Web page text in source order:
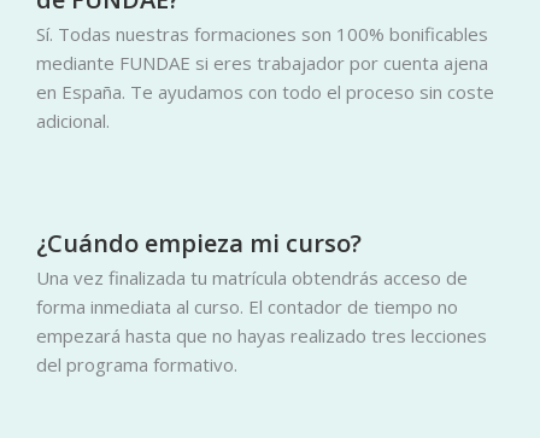
Sí. Todas nuestras formaciones son 100% bonificables
mediante FUNDAE si eres trabajador por cuenta ajena
en España. Te ayudamos con todo el proceso sin coste
adicional.
¿Cuándo empieza mi curso?
Una vez finalizada tu matrícula obtendrás acceso de
forma inmediata al curso. El contador de tiempo no
empezará hasta que no hayas realizado tres lecciones
del programa formativo.